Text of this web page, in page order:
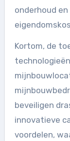
onderhoud
Kortom, de
beveiligen
innovatieve
voordelen,